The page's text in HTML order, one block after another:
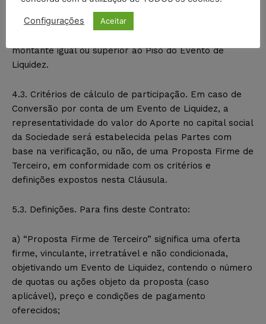
que possa resultar em investimento no capital social
montante igual ou superior ao Piso do Evento de
Liquidez.
4.3. Critérios de cálculo de participação. Em caso de
Conversão por conta de um Evento de Liquidez, a
representatividade do valor do Aporte no capital social
da Sociedade será estabelecida pelas Partes com
base na verificação, ou não, de uma Proposta Firme de
Terceiro, em conformidade com os critérios e
definições expostos nesta Cláusula.
5.3. Definições. Para fins deste Contrato:
a) “Proposta Firme de Terceiro” significa uma oferta
firme, vinculante, irretratável e não condicionada,
objetivando um Evento de Liquidez, contendo o número
de quotas ou ações objeto da proposta (caso
aplicável), preço e condições de pagamento
oferecidos;
Configurações Aceitar